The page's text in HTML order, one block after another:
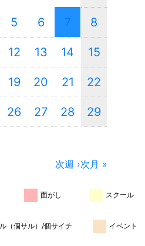
5 6 7 8
12 13 14 15
19 20 21 22
26 27 28 29
次月 »
次週 ›
面がし スクール
（個サル）/個サイチ イベント